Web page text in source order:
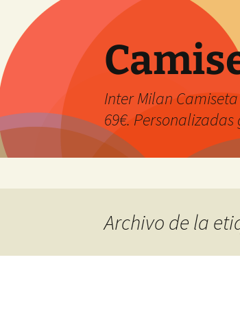
Inter Milan
69€.
Archivo de la